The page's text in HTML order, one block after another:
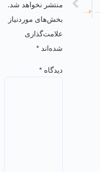
منتشر نخواهد شد.
بخش‌های موردنیاز
علامت‌گذاری
شده‌اند *
دیدگاه *